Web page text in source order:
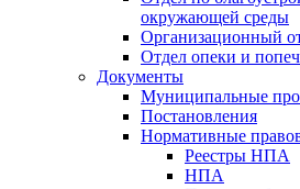
окружающей среды
Организационный
Отдел опеки и
Документы
Муниципальные
Постановления
Нормативные
Реестры НПА
НПА